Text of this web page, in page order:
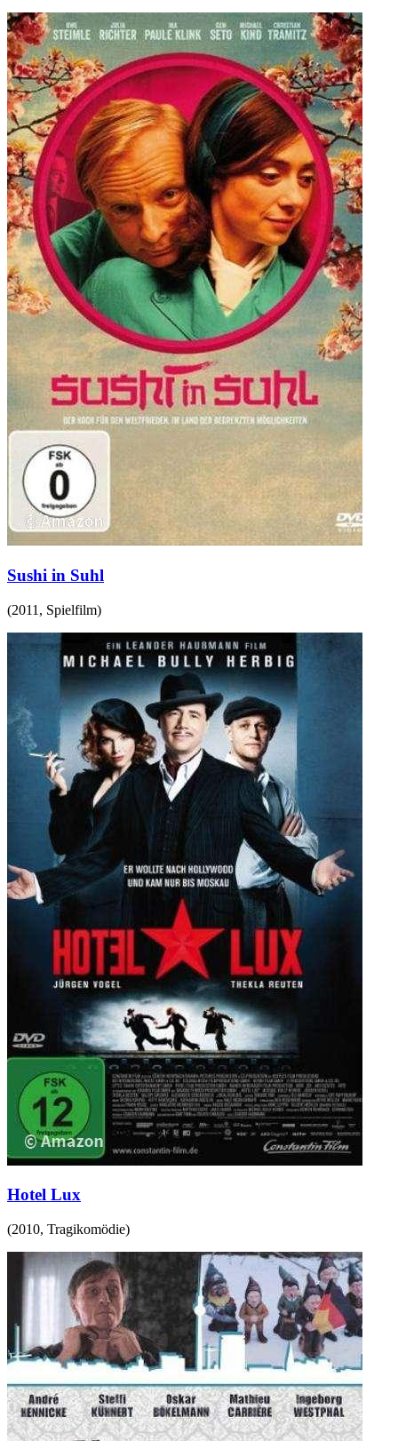
Sushi in Suhl
(2011 , Spielfilm)
Hotel Lux
(2010, Tragikomödie)